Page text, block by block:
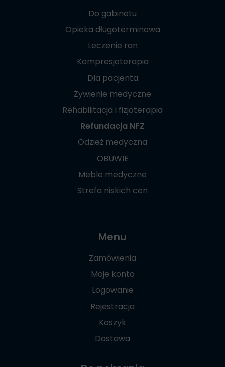
Do gabinetu
Opieka długoterminowa
Leczenie ran
Kompresjoterapia
Dla pacjenta
Żywienie medyczne
Rehabilitacja i fizjoterapia
Refundacja NFZ
Odzież medyczna
OBUWIE
Meble medyczne
Strefa niskich cen
Menu
Zamówienia
Moje konto
Logowanie
Rejestracja
Koszyk
Dostawa